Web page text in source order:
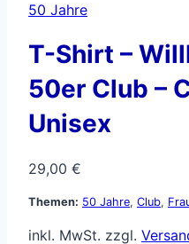
50 Jahre
T-Shirt –
50er Club –
Unisex
29,00 €
Themen: 50 Jahre, Club,
inkl. MwSt. zzgl.